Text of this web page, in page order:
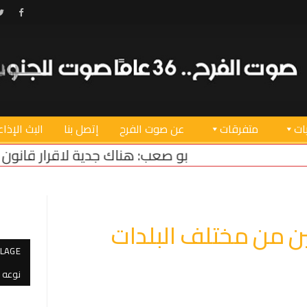
متفرقات عن صوت الفرح إتصل بنا البث
هناك جدية لاقرار قانون العفو العام…ونتمنى ان
من مختلف البلدات